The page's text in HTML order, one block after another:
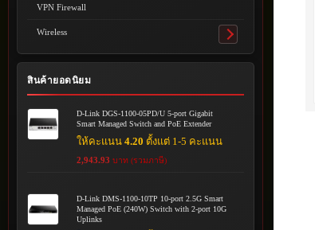
VPN Firewall
Wireless
Toggle
submenu
สินค้ายอดนิยม
D-Link DGS-1100-05PD/U 5-port Gigabit
Smart Managed Switch and PoE Extender
ให้คะแนน4.20 ตั้งแต่ 1-5 คะแนน
2,943.93 บาท (รวมภาษี)
D-Link DMS-1100-10TP 10-port 2.5G Smart
Managed PoE (240W) Switch with 2-port 10G
Uplinks